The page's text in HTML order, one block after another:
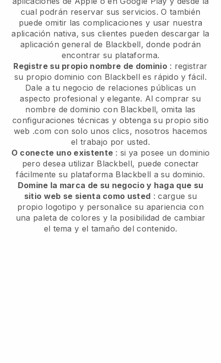
cual podrán reservar sus servicios. O también
puede omitir las complicaciones y usar nuestra
aplicación nativa, sus clientes pueden descargar la
aplicación general de Blackbell, donde podrán
encontrar su plataforma.
Registre su propio nombre de dominio: registrar
su propio dominio con Blackbell es rápido y fácil.
Dale a tu negocio de relaciones públicas un
aspecto profesional y elegante. Al comprar su
nombre de dominio con Blackbell, omita las
configuraciones técnicas y obtenga su propio sitio
web .com con solo unos clics, nosotros hacemos
el trabajo por usted.
O conecte uno existente : si ya posee un dominio
pero desea utilizar Blackbell, puede conectar
fácilmente su plataforma Blackbell a su dominio.
Domine la marca de su negocio y haga que su
sitio web se sienta como usted : cargue su
propio logotipo y personalice su apariencia con
una paleta de colores y la posibilidad de cambiar
el tema y el tamaño del contenido.